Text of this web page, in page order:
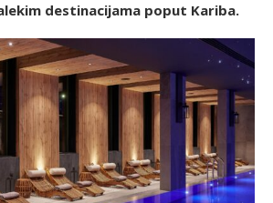
destinacijama poput Kariba.